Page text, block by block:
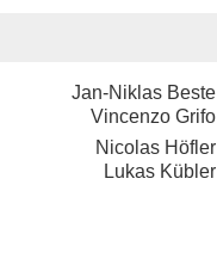
Jan-Niklas Beste
Vincenzo Grifo
Nicolas Höfler
Lukas Kübler